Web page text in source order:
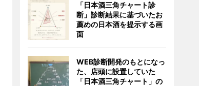
「日本酒三角チャート診
断」診断結果に基づいたお
薦めの日本酒を提示する画
面
WEB診断開発のもとになっ
た、店頭に設置していた
「日本酒三角チャート」の